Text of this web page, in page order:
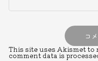
This site uses Akismet to
comment data is